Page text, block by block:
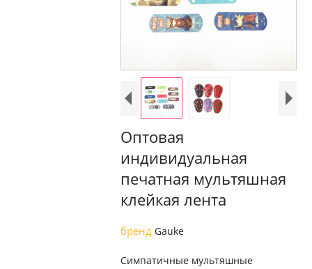
Оптовая
индивидуальная
печатная мультяшная
клейкая лента
бренд Gauke
Симпатичные мультяшные